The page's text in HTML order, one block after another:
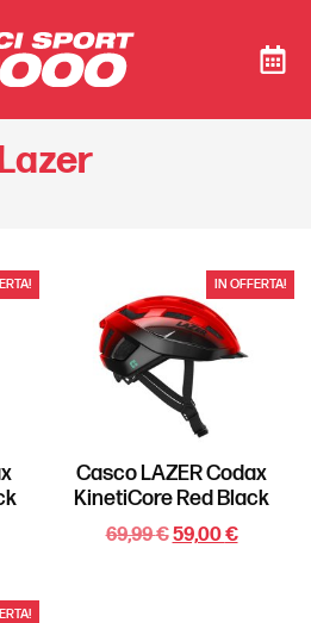
IN OFFERTA!
Casco LAZER Codax
KinetiCore Red Black
69,99€59,00€